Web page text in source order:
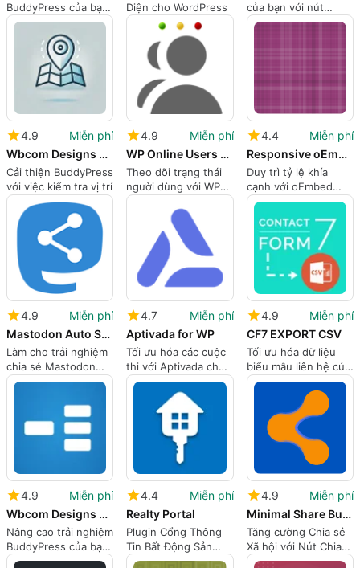
BuddyPress của bạn
với thông báo
Diện cho WordPress
của bạn với nút
Twitter WP
4.9
Miễn phí
Wbcom Designs Check-ins for BuddyPress Activity
Cải thiện BuddyPress
với việc kiểm tra vị trí
4.9
Miễn phí
WP Online Users Stats
Theo dõi trạng thái
người dùng với WP
Online Users Stats
4.4
Miễn phí
Responsive oEmbed
Duy trì tỷ lệ khía
cạnh với oEmbed
đáp ứng
4.9
Miễn phí
Mastodon Auto Share
Làm cho trải nghiệm
chia sẻ Mastodon
của bạn trở nên
4.7
Miễn phí
Aptivada for WP
Tối ưu hóa các cuộc
thi với Aptivada cho
WP
4.9
Miễn phí
CF7 EXPORT CSV
Tối ưu hóa dữ liệu
biểu mẫu liên hệ của
bạn với CF7 EXPORT
4.9
Miễn phí
Wbcom Designs BuddyPress Todo List
Nâng cao trải nghiệm
BuddyPress của bạn
với danh sách việc
4.4
Miễn phí
Realty Portal
Plugin Cổng Thông
Tin Bất Động Sản
Toàn Diện cho
4.9
Miễn phí
Minimal Share Buttons
Tăng cường Chia sẻ
Xã hội với Nút Chia
sẻ Tối thiểu